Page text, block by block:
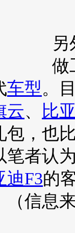
做
车型。
云、
比
包，也
笔者认
迪F3的
（信息